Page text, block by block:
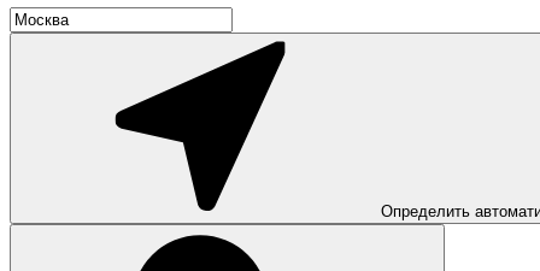
Определить